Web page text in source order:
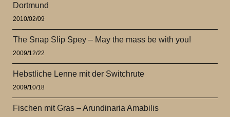
Dortmund
2010/02/09
The Snap Slip Spey – May the mass be with you!
2009/12/22
Hebstliche Lenne mit der Switchrute
2009/10/18
Fischen mit Gras – Arundinaria Amabilis